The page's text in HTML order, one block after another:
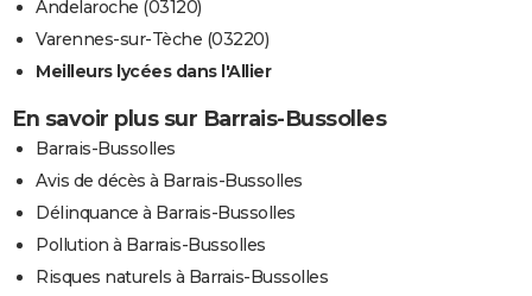
Andelaroche (03120)
Varennes-sur-Tèche (03220)
Meilleurs lycées dans l'Allier
En savoir plus sur Barrais-Bussolles
Barrais-Bussolles
Avis de décès à Barrais-Bussolles
Délinquance à Barrais-Bussolles
Pollution à Barrais-Bussolles
Risques naturels à Barrais-Bussolles